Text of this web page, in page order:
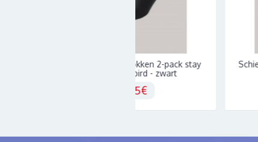
Schiesser herensokken 2-pack stay
fresh - Bluebird - zwart
Schiesser
fresh